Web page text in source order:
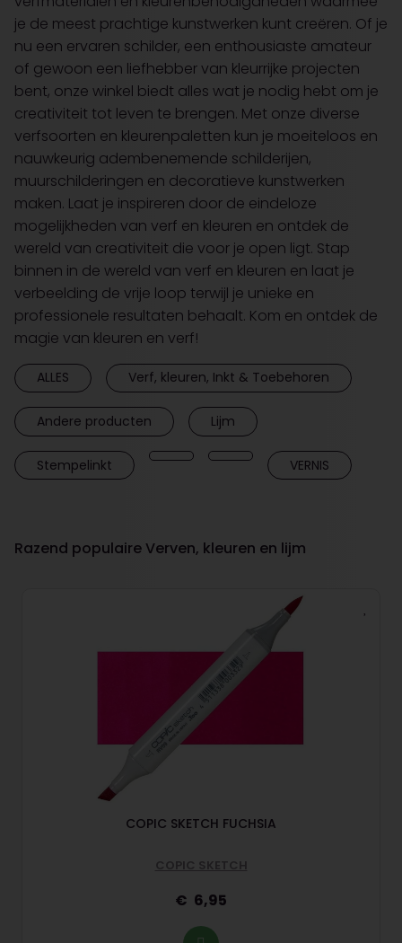
je de meest prachtige kunstwerken kunt creëren. Of je
nu een ervaren schilder, een enthousiaste amateur
of gewoon een liefhebber van kleurrijke projecten
bent, onze winkel biedt alles wat je nodig hebt om je
creativiteit tot leven te brengen. Met onze diverse
verfsoorten en kleurenpaletten kun je moeiteloos en
nauwkeurig adembenemende schilderijen,
muurschilderingen en decoratieve kunstwerken
maken. Laat je inspireren door de eindeloze
mogelijkheden van verf en kleuren en ontdek de
wereld van creativiteit die voor je open ligt. Stap
binnen in de wereld van verf en kleuren en laat je
verbeelding de vrije loop terwijl je unieke en
professionele resultaten behaalt. Kom en ontdek de
magie van kleuren en verf!
ALLES Verf, kleuren, Inkt & Toebehoren
Andere producten Lijm
Stempelinkt VERNIS
Razend populaire Verven, kleuren en lijm
COPIC SKETCH FUCHSIA
COPIC SKETCH
6,95